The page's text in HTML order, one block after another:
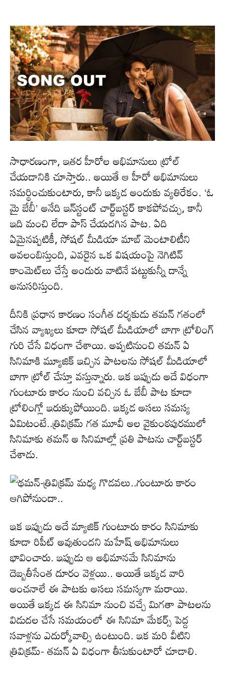
సాధారణంగా, ఇతర హీరోల అభిమానులు ట్రోల్
చేయడానికి చూస్తారు.. అయితే ఆ హీరో అభిమానులు
సమర్థించుకుంటారు, కానీ ఇక్క‌డ అందుకు వ్యతిరేకం. ‘ఓ
మై బేబీ’ అనేది ఇన్‌స్టంట్ చార్ట్‌బస్టర్ కాకపోవచ్చు, కానీ
ఇది మంచి లేదా పాస్ చేయదగిన పాట‌. ఏది
ఏమైనప్పటికీ, సోషల్ మీడియా మాబ్ మెంటాలిటీని
అవలంబిస్తుంది, ఎవ‌రైన ఒక విష‌యంపై నెగిటివ్
కాంమెట్‌లు చేస్తే అందురు వాటినే ప‌ట్టుకున్నీ దాన్నే
అనుసరిస్తుంది.
దీనికి ప్రధాన కారణం సంగీత దర్శకుడు తమన్ గతంలో
చేసిన వ్యాఖ్యలు కూడా సోషల్ మీడియాలో బాగా ట్రోలింగ్
గురి చేసే విధంగా చేశాయి. అప్పటినుంచి తమన్ ఏ
సినిమాకి మ్యూజిక్ ఇచ్చిన పాటలను సోషల్ మీడియాలో
బాగా ట్రోల్ చేస్తూ వస్తున్నారు. ఇక ఇప్పుడు అదే విధంగా
గుంటూరు కారం నుంచి వ‌చ్చిన‌ ఓ బేబీ పాట కూడా
ట్రోలింగ్లో ఇరుక్కుపోయింది. ఇక్కడ అసలు సమస్య
ఏమిటంటే..త్రివిక్రమ్ గ‌త మూవీ అల వైకుంఠ‌పుర‌ములో
సినిమాకు త‌మ‌న్ అ సినిమాల్లో ప్ర‌తి పాట‌ను చార్ట్‌బస్టర్
చేశాడు.
ఇక ఇప్పుడు అదే మ్యాజిక్ గుంటూరు కారం సినిమాకు
కూడా రిపీట్ అవుతుంద‌ని మహేష్ అభిమానులు
భావించారు. ఇప్పుడు ఆ అభిమానమే సినిమాను
దెబ్బతీసేంత దూరం వెళ్లయి.. అయితే ఇక్క‌డ వారి
అంచనాలే ఈ పాట‌కు అసలు సమస్యగా మ‌రాయి.
అయితే ఇక్కడ ఈ సినిమా నుంచి వచ్చే మిగతా పాటల‌ను
విడుద‌ల చేసే స‌మ‌యంలో ఈ సినిమా మేకర్స్ పెద్ద
స‌వాళ్ల‌ను ఎదుర్కోవాల్సి ఉంటుంది. ఇక మరి వీటిని
త్రివిక్రమ్- తమన్ ఏ విధంగా తీసుకుంటారో చూడాలి.